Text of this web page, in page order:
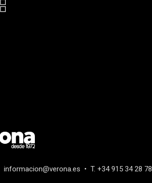
• T. +34 915 34 28 78